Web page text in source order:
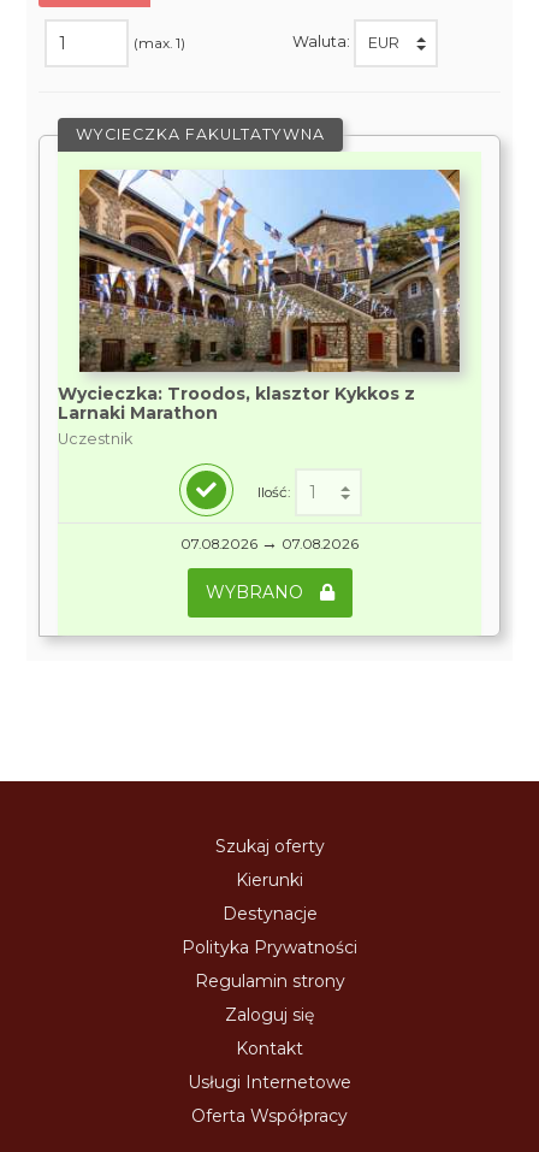
(max. 1) Waluta:
WYCIECZKA FAKULTATYWNA
Wycieczka: Troodos, klasztor Kykkos z
Larnaki Marathon
Uczestnik
Ilość:
07.08.2026 → 07.08.2026
WYBRANO
Szukaj oferty
Kierunki
Destynacje
Polityka Prywatności
Regulamin strony
Zaloguj się
Kontakt
Usługi Internetowe
Oferta Współpracy